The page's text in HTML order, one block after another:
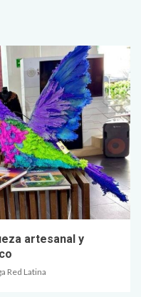
artesanal y
Red Latina